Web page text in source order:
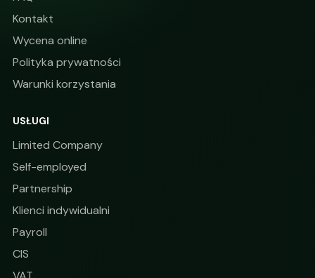
Kontakt
Wycena online
Polityka prywatności
Warunki korzystania
USŁUGI
Limited Company
Self-employed
Partnership
Klienci indywidualni
Payroll
CIS